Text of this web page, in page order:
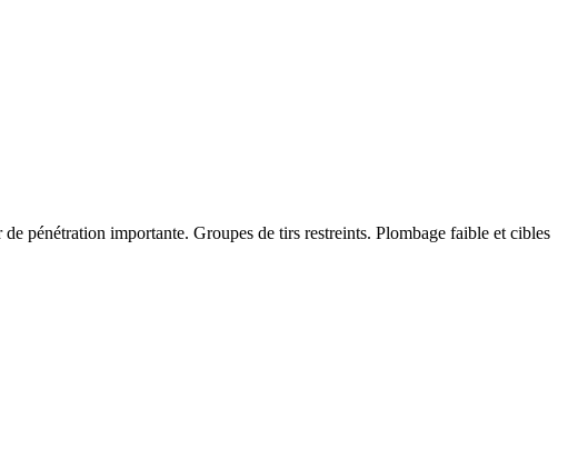
pénétration importante. Groupes de tirs restreints. Plombage faible et cibles